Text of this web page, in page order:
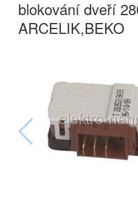
blokování dveří
ARCELIK,BEKO